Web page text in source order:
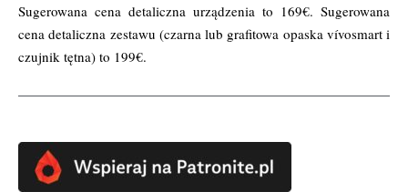
Sugerowana cena detaliczna urządzenia to 169€. Sugerowana
cena detaliczna zestawu (czarna lub grafitowa opaska vívosmart i
czujnik tętna) to 199€.